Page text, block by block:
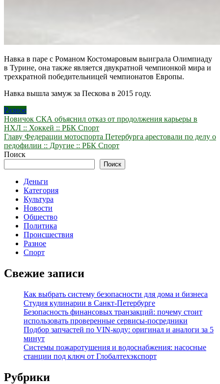
Навка в паре с Романом Костомаровым выиграла Олимпиаду
в Турине, она также является двукратной чемпионкой мира и
трехкратной победительницей чемпионатов Европы.
Навка вышла замуж за Пескова в 2015 году.
Разное
Навигация
по
записям
Новичок СКА объяснил отказ от продолжения карьеры в
НХЛ :: Хоккей :: РБК Спорт
Главу Федерации мотоспорта Петербурга арестовали по делу о
педофилии :: Другие :: РБК Спорт
Поиск
Поиск
Деньги
Категория
Культура
Новости
Общество
Политика
Происшествия
Разное
Спорт
Свежие записи
Как выбрать систему безопасности для дома и бизнеса
Студия кулинарии в Санкт-Петербурге
Безопасность финансовых транзакций: почему стоит
использовать проверенные сервисы-посредники
Подбор запчастей по VIN-коду: оригинал и аналоги за 5
минут
Системы пожаротушения и водоснабжения: насосные
станции под ключ от Глобалтехэкспорт
Рубрики